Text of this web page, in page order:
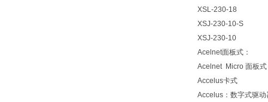
XSL-230-18
XSJ-230-10-S
XSJ-230-10
Acelnet面板式：
Acelnet Micro 面板式
Accelus卡式
Accelus：数字式驱